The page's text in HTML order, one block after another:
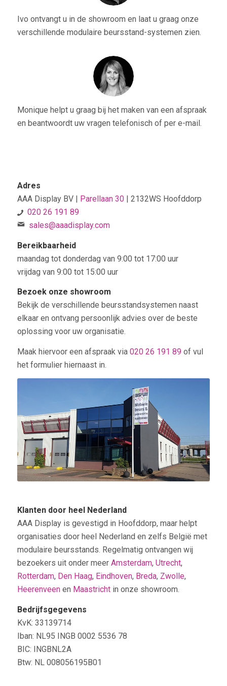
Ivo ontvangt u in de showroom en laat u graag onze
verschillende modulaire beursstand-systemen zien.
Monique helpt u graag bij het maken van een afspraak
en beantwoordt uw vragen telefonisch of per e-mail.
Adres
AAA Display BV | Parellaan 30| 2132WS Hoofddorp
020 26 191 89
sales@aaadisplay.com
Bereikbaarheid
maandag tot donderdag van 9:00 tot 17:00 uur
vrijdag van 9:00 tot 15:00 uur
Bezoek onze showroom
Bekijk de verschillende beursstandsystemen naast
elkaar en ontvang persoonlijk advies over de beste
oplossing voor uw organisatie.
Maak hiervoor een afspraak via 020 26 191 89 of vul
het formulier hiernaast in.
Klanten door heel Nederland
AAA Display is gevestigd in Hoofddorp, maar helpt
organisaties door heel Nederland en zelfs België met
modulaire beursstands. Regelmatig ontvangen wij
bezoekers uit onder meer Amsterdam, Utrecht,
Rotterdam, Den Haag, Eindhoven, Breda, Zwolle,
Heerenveenen Maastrichtin onze showroom.
Bedrijfsgegevens
KvK: 33139714
Iban: NL95 INGB 0002 5536 78
BIC: INGBNL2A
Btw: NL 008056195B01